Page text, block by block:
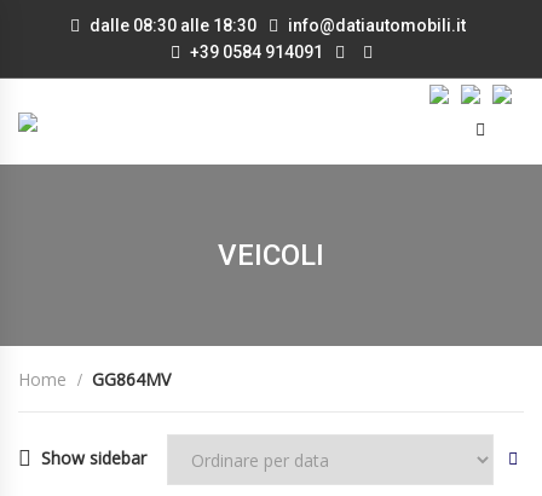
dalle 08:30 alle 18:30
info@datiautomobili.it
+39 0584 914091
VEICOLI
Home GG864MV
Show sidebar